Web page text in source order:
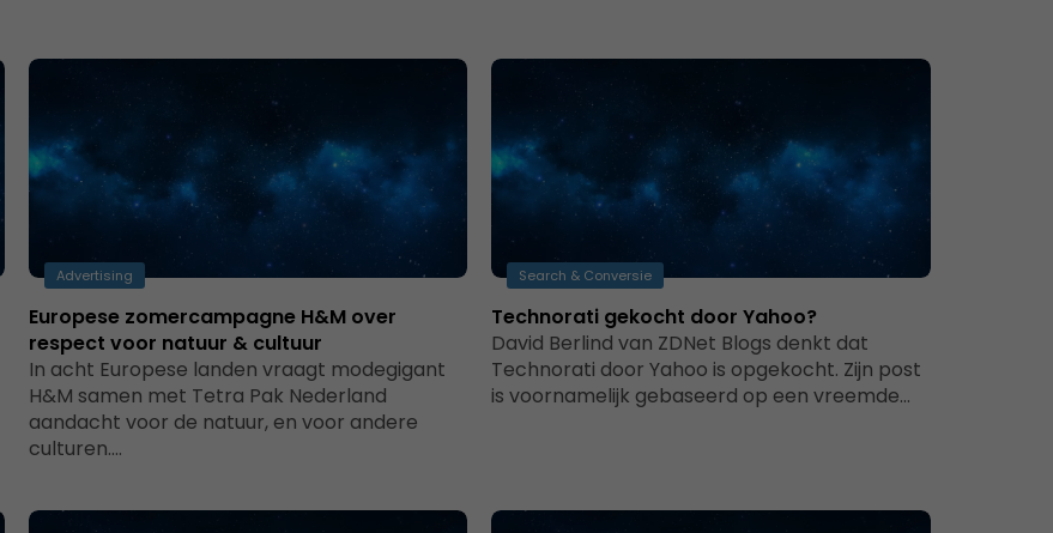
Advertising
Europese zomercampagne H&M over
respect voor natuur & cultuur
In acht Europese landen vraagt modegigant
H&M samen met Tetra Pak Nederland
aandacht voor de natuur, en voor andere
culturen.…
Search & Conversie
Technorati gekocht door Yahoo?
David Berlind van ZDNet Blogs denkt dat
Technorati door Yahoo is opgekocht. Zijn post
is voornamelijk gebaseerd op een vreemde…